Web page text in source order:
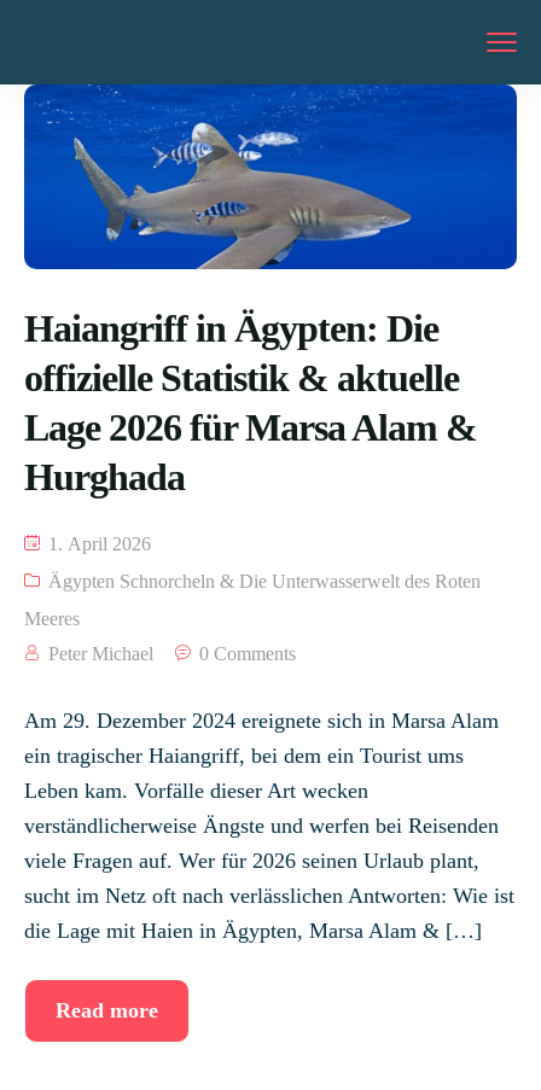
Haiangriff in Ägypten: Die
offizielle Statistik & aktuelle
Lage 2026 für Marsa Alam &
Hurghada
1. April 2026
Ägypten Schnorcheln & Die Unterwasserwelt des Roten
Meeres
Peter Michael
0 Comments
Am 29. Dezember 2024 ereignete sich in Marsa Alam
ein tragischer Haiangriff, bei dem ein Tourist ums
Leben kam. Vorfälle dieser Art wecken
verständlicherweise Ängste und werfen bei Reisenden
viele Fragen auf. Wer für 2026 seinen Urlaub plant,
sucht im Netz oft nach verlässlichen Antworten: Wie ist
die Lage mit Haien in Ägypten, Marsa Alam & […]
Read more